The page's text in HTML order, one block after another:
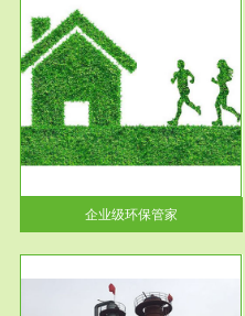
企业级环保管家
服务范围
固体危险废物处理
固体废物解释：固体废物是指人
们在生产建设、日常生活和其他
活动中...